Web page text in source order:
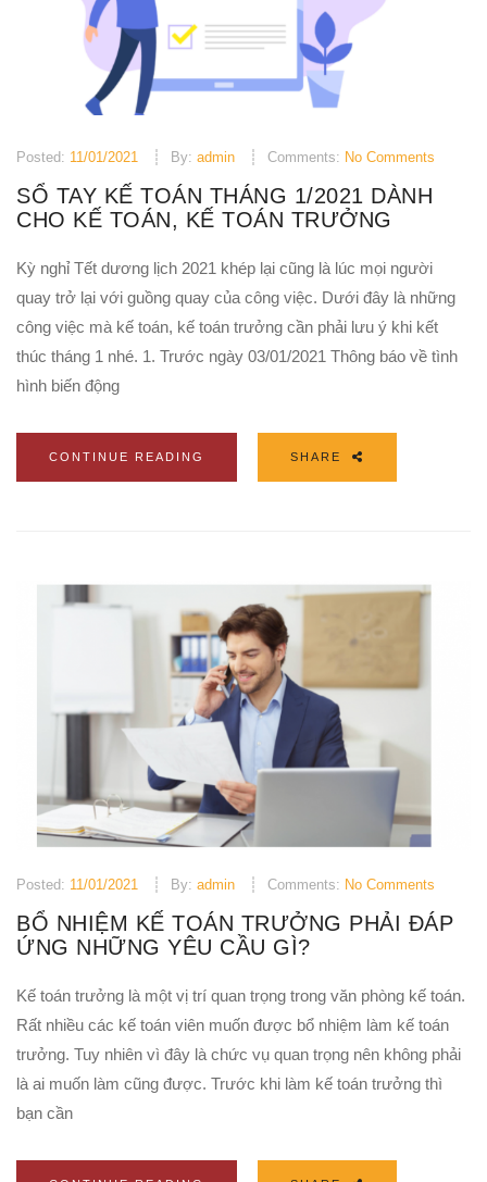
Posted: 11/01/2021 By: admin Comments: No Comments
SỔ TAY KẾ TOÁN THÁNG 1/2021 DÀNH
CHO KẾ TOÁN, KẾ TOÁN TRƯỞNG
Kỳ nghỉ Tết dương lịch 2021 khép lại cũng là lúc mọi người
quay trở lại với guồng quay của công việc. Dưới đây là những
công việc mà kế toán, kế toán trưởng cần phải lưu ý khi kết
thúc tháng 1 nhé. 1. Trước ngày 03/01/2021 Thông báo về tình
hình biến động
CONTINUE READING SHARE
Posted: 11/01/2021 By: admin Comments: No Comments
BỔ NHIỆM KẾ TOÁN TRƯỞNG PHẢI ĐÁP
ỨNG NHỮNG YÊU CẦU GÌ?
Kế toán trưởng là một vị trí quan trọng trong văn phòng kế toán.
Rất nhiều các kế toán viên muốn được bổ nhiệm làm kế toán
trưởng. Tuy nhiên vì đây là chức vụ quan trọng nên không phải
là ai muốn làm cũng được. Trước khi làm kế toán trưởng thì
bạn cần